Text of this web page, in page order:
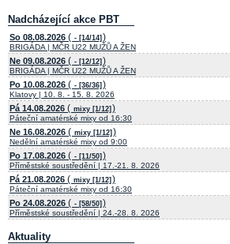
Nadcházející akce PBT
So 08.08.2026 ( - [14/14] )
BRIGÁDA | MČR U22 MUŽŮ A ŽEN
Ne 09.08.2026 ( - [12/12] )
BRIGÁDA | MČR U22 MUŽŮ A ŽEN
Po 10.08.2026 ( - [36/36] )
Klatovy | 10. 8. - 15. 8. 2026
Pá 14.08.2026 ( mixy [1/12] )
Páteční amatérské mixy od 16:30
Ne 16.08.2026 ( mixy [1/12] )
Nedělní amatérské mixy od 9:00
Po 17.08.2026 ( - [11/50] )
Příměstské soustředění | 17.-21. 8. 2026
Pá 21.08.2026 ( mixy [1/12] )
Páteční amatérské mixy od 16:30
Po 24.08.2026 ( - [58/50] )
Příměstské soustředění | 24.-28. 8. 2026
Aktuality